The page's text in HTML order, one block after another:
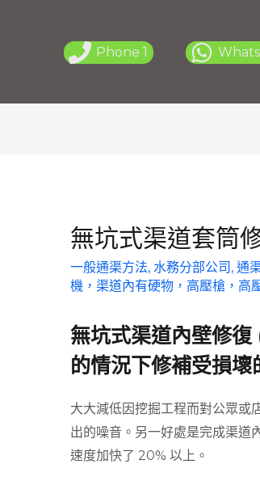
Phone 1
無坑式渠道套筒
一般通渠方法, 水務分部公司 , 通
機，渠道內有硬物，高壓槍，高
無坑式渠道內壁修復
的情況下修補受損壞
大大減低因挖掘工程而對公眾或
出的噪音。另一好處是完成渠道
速度加快了 20% 以上。